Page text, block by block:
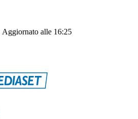
Aggiornato alle 16:25